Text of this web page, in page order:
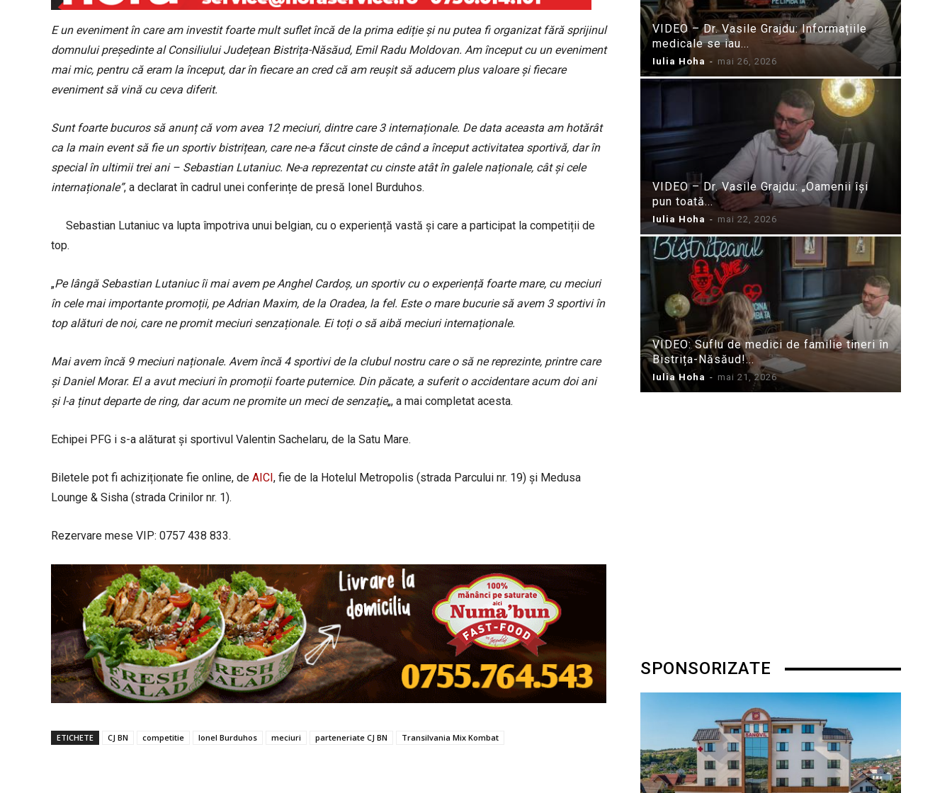
E un eveniment în care am investit foarte mult suflet încă de la prima ediție și nu putea fi organizat fără sprijinul
domnului președinte al Consiliului Județean Bistrița-Năsăud, Emil Radu Moldovan. Am început cu un eveniment
mai mic, pentru că eram la început, dar în fiecare an cred că am reușit să aducem plus valoare și fiecare
eveniment să vină cu ceva diferit.
Sunt foarte bucuros să anunț că vom avea 12 meciuri, dintre care 3 internaționale. De data aceasta am hotărât
ca la main event să fie un sportiv bistrițean, care ne-a făcut cinste de când a început activitatea sportivă, dar în
special în ultimii trei ani – Sebastian Lutaniuc. Ne-a reprezentat cu cinste atât în galele naționale, cât și cele
internaționale”, a declarat în cadrul unei conferințe de presă Ionel Burduhos.
Sebastian Lutaniuc va lupta împotriva unui belgian, cu o experiență vastă și care a participat la competiții de
top.
„Pe lângă Sebastian Lutaniuc îi mai avem pe Anghel Cardoș, un sportiv cu o experiență foarte mare, cu meciuri
în cele mai importante promoții, pe Adrian Maxim, de la Oradea, la fel. Este o mare bucurie să avem 3 sportivi în
top alături de noi, care ne promit meciuri senzaționale. Ei toți o să aibă meciuri internaționale.
Mai avem încă 9 meciuri naționale. Avem încă 4 sportivi de la clubul nostru care o să ne reprezinte, printre care
și Daniel Morar. El a avut meciuri în promoții foarte puternice. Din păcate, a suferit o accidentare acum doi ani
și l-a ținut departe de ring, dar acum ne promite un meci de senzație„, a mai completat acesta.
Echipei PFG i s-a alăturat și sportivul Valentin Sachelaru, de la Satu Mare.
Biletele pot fi achiziționate fie online, de AICI , fie de la Hotelul Metropolis (strada Parcului nr. 19) și Medusa
Lounge & Sisha (strada Crinilor nr. 1).
Rezervare mese VIP: 0757 438 833.
ETICHETE CJ BN competitie Ionel Burduhos meciuri parteneriate CJ BN Transilvania Mix Kombat
VIDEO – Dr. Vasile Grajdu: Informațiile
medicale se iau...
Iulia Hoha - mai 26, 2026
VIDEO – Dr. Vasile Grajdu: „Oamenii își
pun toată...
Iulia Hoha - mai 22, 2026
VIDEO: Suflu de medici de familie tineri în
Bistrița-Năsăud!...
Iulia Hoha - mai 21, 2026
SPONSORIZATE